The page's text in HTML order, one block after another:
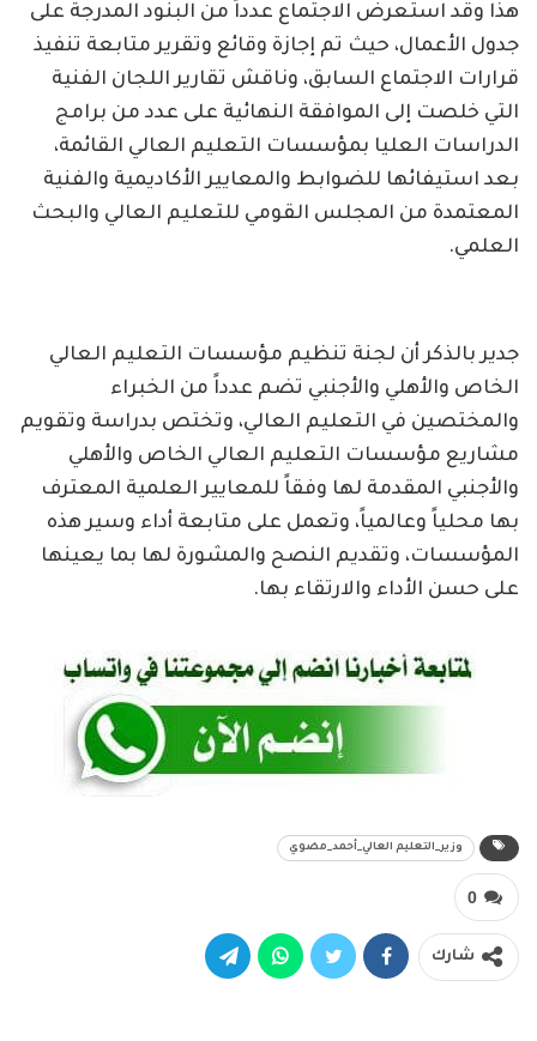
هذا وقد استعرض الاجتماع عدداً من البنود المدرجة على
جدول الأعمال، حيث تم إجازة وقائع وتقرير متابعة تنفيذ
قرارات الاجتماع السابق، وناقش تقارير اللجان الفنية
التي خلصت إلى الموافقة النهائية على عدد من برامج
الدراسات العليا بمؤسسات التعليم العالي القائمة،
بعد استيفائها للضوابط والمعايير الأكاديمية والفنية
المعتمدة من المجلس القومي للتعليم العالي والبحث
العلمي.
جدير بالذكر أن لجنة تنظيم مؤسسات التعليم العالي
الخاص والأهلي والأجنبي تضم عدداً من الخبراء
والمختصين في التعليم العالي، وتختص بدراسة وتقويم
مشاريع مؤسسات التعليم العالي الخاص والأهلي
والأجنبي المقدمة لها وفقاً للمعايير العلمية المعترف
بها محلياً وعالمياً، وتعمل على متابعة أداء وسير هذه
المؤسسات، وتقديم النصح والمشورة لها بما يعينها
على حسن الأداء والارتقاء بها.
وزير_التعليم العالي_أحمد_مضوي
0
شارك